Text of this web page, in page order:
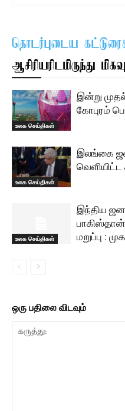
தொடர்புடைய
ஆசிரியரிடமிருந்து
உலக செய்திகள்
இன்று
கோபுரம்
உலக செய்திகள்
இலங்கை
வெளியிட்ட
உலக செய்திகள்
இந்திய
மறுப்பு :
ஒரு பதிலை விடவும்